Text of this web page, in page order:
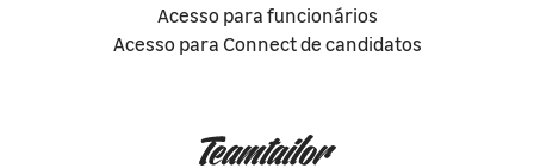
Acesso para funcionários
Acesso para Connect de candidatos